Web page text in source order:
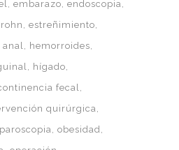
embarazo endoscopia
estreñimiento
anal
hemorroides
hígado
fecal
quirúrgica
obesidad